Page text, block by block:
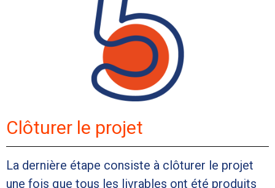
Clôturer le projet
La dernière étape consiste à clôturer le projet
une fois que tous les livrables ont été produits